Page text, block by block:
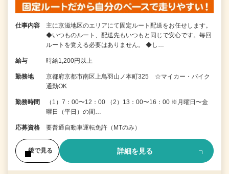
仕事内容
主に京滋地区のエリアにて固定ルート配送をお任せします。
◆いつものルート、配送先もいつもと同じで安心です。毎回
ルートを覚える必要はありません。 ◆し…
給与 時給1,200円以上
勤務地
京都府京都市南区上鳥羽山ノ本町325 ☆マイカー・バイク
通勤OK
勤務時間
（1）7：00〜12：00 （2）13：00〜16：00 ※月曜日〜金
曜日（平日）の間…
応募資格 要普通自動車運転免許（MTのみ）
後で見る 詳細を見る